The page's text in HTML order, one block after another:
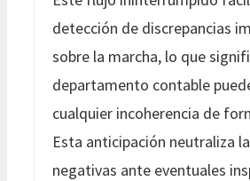
detección de discrepancias
sobre la marcha, lo que
departamento contable
cualquier incoherencia de
Esta anticipación neutraliza
negativas ante eventuales